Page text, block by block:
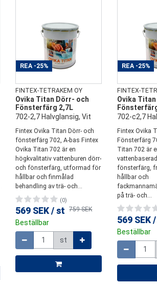
REA -25%
FINTEX-TETRAKEM OY
Ovika Titan Dörr- och
Fönsterfärg 2,7L
702-2,7 Halvglansig, Vit
Fintex Ovika Titan Dörr- och
fönsterfärg 702, A-bas Fintex
Ovika Titan 702 är en
högkvalitativ vattenburen dörr-
och fönsterfärg, utformad för
hållbar och finmålad
behandling av trä- och...
(0)
569 SEK /st 759 SEK
Beställbar
Mängd
st
REA -25%
FINTEX-
Ovika
702-c2,7
Fintex Ovika
Fönsterfärg
Titan 702 är
fönsterfärg,
hållbar och
på trä- och...
569 SEK
Beställbar
Mängd